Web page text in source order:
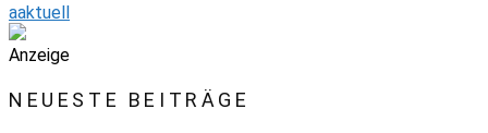
aaktuell
Anzeige
NEUESTE BEITRÄGE